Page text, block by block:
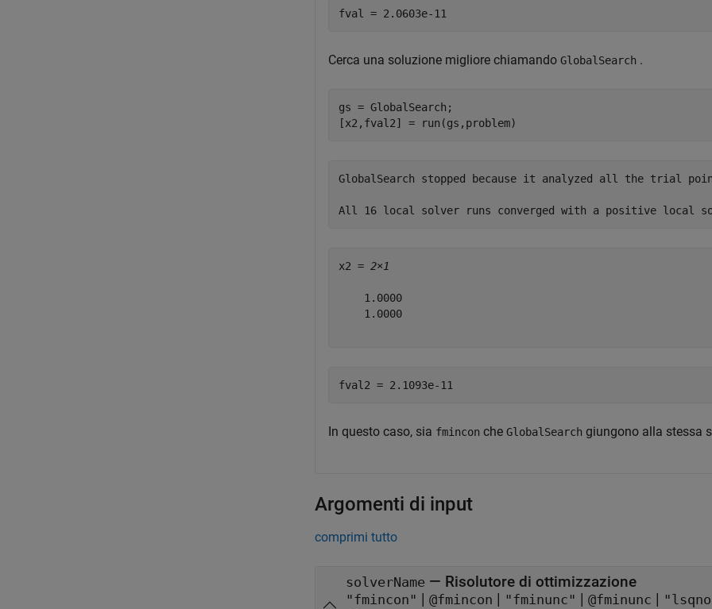
Cerca una soluzione migliore chiamando GlobalSearch .
gs = GlobalSearch;
[x2,fval2] = run(gs,problem)
GlobalSearch stopped because it analyzed all the trial
x2 = 2×1
    1.0000
    1.0000
In questo caso, sia fmincon che GlobalSearch giungono alla stessa
Argomenti di input
comprimi tutto
solverName — Risolutore di ottimizzazione
"fmincon" | @fmincon | "fminunc" | @fminunc |